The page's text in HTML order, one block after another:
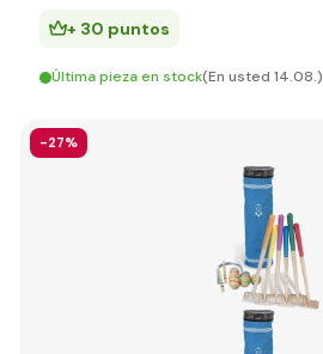
+ 30 puntos
Última pieza en stock(En usted 14.08.)
-27%